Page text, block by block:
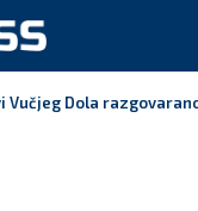
Vučjeg Dola